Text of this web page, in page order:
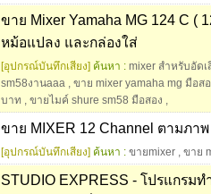
ขาย Mixer Yamaha MG 124 C (
หม้อแปลง และกล่องใส่
[อุปกรณ์บันทึกเสียง] ค้นหา : mixer สำหรับอัด
sm58งานaaa , ขาย mixer yamaha mg มือส
บาท , ขายไมค์ shure sm58 มือสอง ,
ขาย MIXER 12 Channel ตามภาพ
[อุปกรณ์บันทึกเสียง] ค้นหา : ขายmixer , ขาย
STUDIO EXPRESS - โปรแกรมท